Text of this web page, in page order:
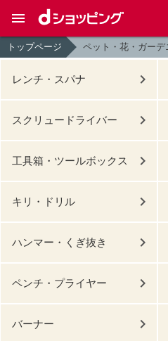
トップページ ペット・花・ガー
レンチ・スパナ
スクリュードライバー
工具箱・ツールボックス
キリ・ドリル
ハンマー・くぎ抜き
ペンチ・プライヤー
バーナー